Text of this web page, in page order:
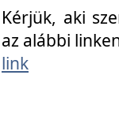
Kérjük, aki
az alábbi
link